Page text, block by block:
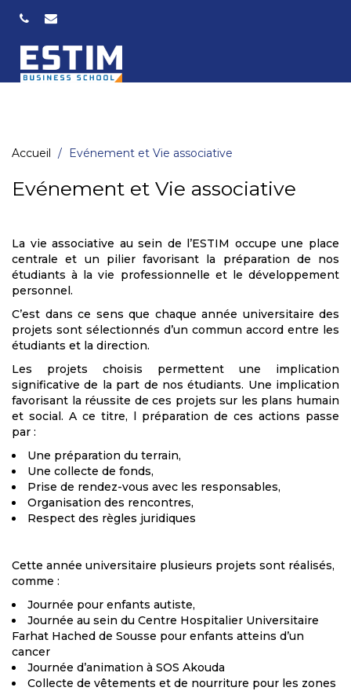
Accueil Evénement et Vie associative
Evénement et Vie associative
La vie associative au sein de l’ESTIM occupe une place
centrale et un pilier favorisant la préparation de nos
étudiants à la vie professionnelle et le développement
personnel.
C’est dans ce sens que chaque année universitaire des
projets sont sélectionnés d’un commun accord entre les
étudiants et la direction.
Les projets choisis permettent une implication
significative de la part de nos étudiants. Une implication
favorisant la réussite de ces projets sur les plans humain
et social. A ce titre, l préparation de ces actions passe
par :
Une préparation du terrain,
Une collecte de fonds,
Prise de rendez-vous avec les responsables,
Organisation des rencontres,
Respect des règles juridiques
Cette année universitaire plusieurs projets sont réalisés,
comme :
Journée pour enfants autiste,
Journée au sein du Centre Hospitalier Universitaire
Farhat Hached de Sousse pour enfants atteins d’un
cancer
Journée d’animation à SOS Akouda
Collecte de vêtements et de nourriture pour les zones